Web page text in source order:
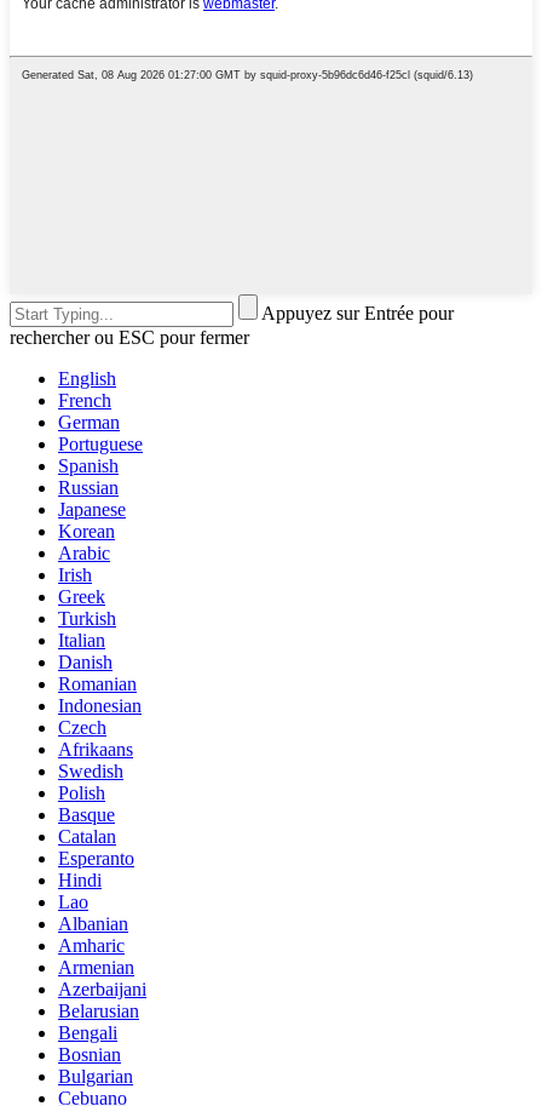
Appuyez sur Entrée pour
rechercher ou ESC pour fermer
English
French
German
Portuguese
Spanish
Russian
Japanese
Korean
Arabic
Irish
Greek
Turkish
Italian
Danish
Romanian
Indonesian
Czech
Afrikaans
Swedish
Polish
Basque
Catalan
Esperanto
Hindi
Lao
Albanian
Amharic
Armenian
Azerbaijani
Belarusian
Bengali
Bosnian
Bulgarian
Cebuano